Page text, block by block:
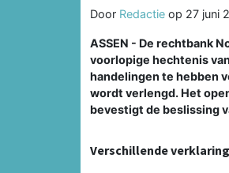
Door Redactie op 27 juni
ASSEN - De rechtbank
voorlopige hechtenis
handelingen te hebben
wordt verlengd. Het
bevestigt de beslissing
Verschillende